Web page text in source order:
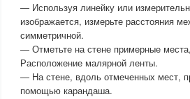
— Используя линейку или
изображается, измерьте расстояния
симметричной.
— Отметьте на стене примерные
Расположение малярной ленты.
— На стене, вдоль отмеченных мест,
помощью карандаша.